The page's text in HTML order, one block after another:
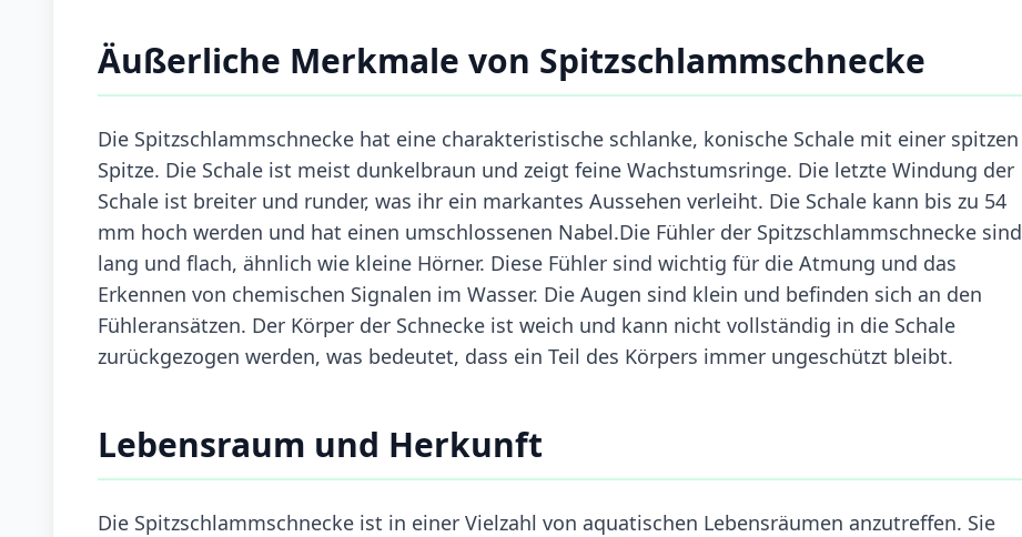
Äußerliche Merkmale von Spitzschlammschnecke
Die Spitzschlammschnecke hat eine charakteristische schlanke, konische Schale mit einer spitzen
Spitze. Die Schale ist meist dunkelbraun und zeigt feine Wachstumsringe. Die letzte Windung der
Schale ist breiter und runder, was ihr ein markantes Aussehen verleiht. Die Schale kann bis zu 54
mm hoch werden und hat einen umschlossenen Nabel.Die Fühler der Spitzschlammschnecke sind
lang und flach, ähnlich wie kleine Hörner. Diese Fühler sind wichtig für die Atmung und das
Erkennen von chemischen Signalen im Wasser. Die Augen sind klein und befinden sich an den
Fühleransätzen. Der Körper der Schnecke ist weich und kann nicht vollständig in die Schale
zurückgezogen werden, was bedeutet, dass ein Teil des Körpers immer ungeschützt bleibt.
Lebensraum und Herkunft
Die Spitzschlammschnecke ist in einer Vielzahl von aquatischen Lebensräumen anzutreffen. Sie